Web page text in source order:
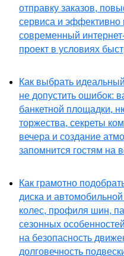
отправку заказов,
сервиса и эффективно
современный
проект в условиях
Как выбрать
не допустить ошибок:
банкетной площадки,
торжества, секреты
вечера и создание
запомнится гостям на
Как грамотно
диска и
колес, профиля шин,
сезонных
на безопасность
долговечность